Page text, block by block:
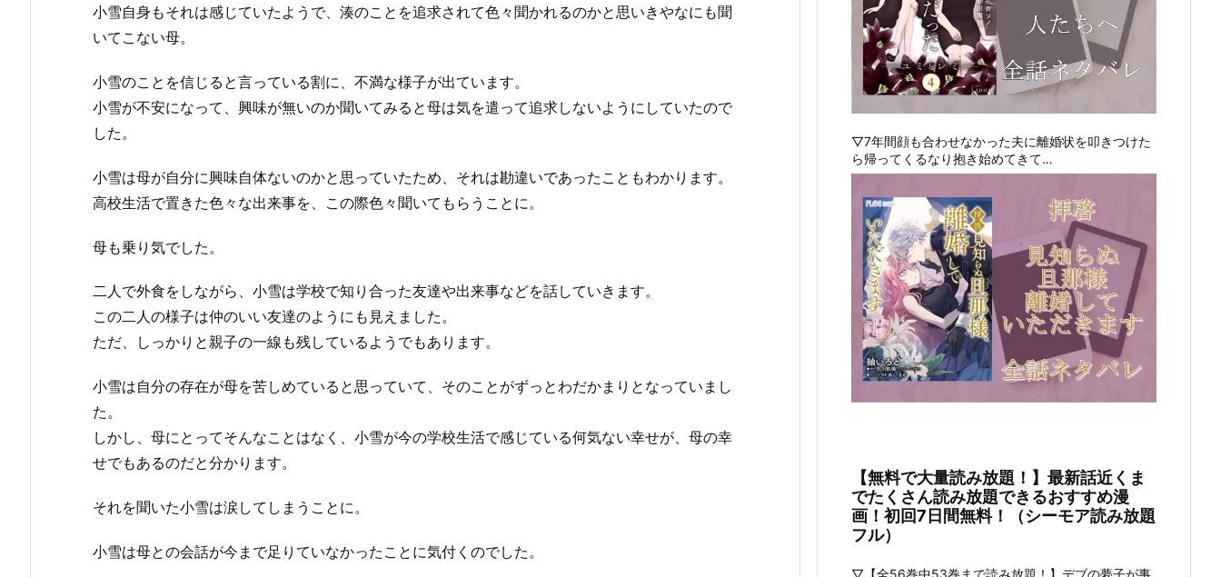
小雪自身もそれは感じていたようで、湊のことを追求されて色々聞かれるのかと思いきやなにも聞
いてこない母。
小雪のことを信じると言っている割に、不満な様子が出ています。
小雪が不安になって、興味が無いのか聞いてみると母は気を遣って追求しないようにしていたので
した。
小雪は母が自分に興味自体ないのかと思っていたため、それは勘違いであったこともわかります。
高校生活で置きた色々な出来事を、この際色々聞いてもらうことに。
母も乗り気でした。
二人で外食をしながら、小雪は学校で知り合った友達や出来事などを話していきます。
この二人の様子は仲のいい友達のようにも見えました。
ただ、しっかりと親子の一線も残しているようでもあります。
小雪は自分の存在が母を苦しめていると思っていて、そのことがずっとわだかまりとなっていまし
た。
しかし、母にとってそんなことはなく、小雪が今の学校生活で感じている何気ない幸せが、母の幸
せでもあるのだと分かります。
それを聞いた小雪は涙してしまうことに。
小雪は母との会話が今まで足りていなかったことに気付くのでした。
▽7年間顔も合わせなかった夫に離婚状を叩きつけた
ら帰ってくるなり抱き始めてきて…
【無料で大量読み放題！】最新話近くま
でたくさん読み放題できるおすすめ漫
画！初回7日間無料！（シーモア読み放題
フル）